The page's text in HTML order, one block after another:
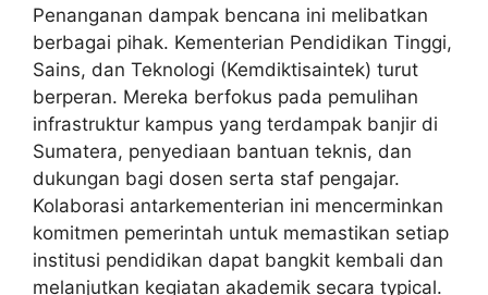
Penanganan dampak bencana ini melibatkan
berbagai pihak. Kementerian Pendidikan Tinggi,
Sains, dan Teknologi (Kemdiktisaintek) turut
berperan. Mereka berfokus pada pemulihan
infrastruktur kampus yang terdampak banjir di
Sumatera, penyediaan bantuan teknis, dan
dukungan bagi dosen serta staf pengajar.
Kolaborasi antarkementerian ini mencerminkan
komitmen pemerintah untuk memastikan setiap
institusi pendidikan dapat bangkit kembali dan
melanjutkan kegiatan akademik secara typical.